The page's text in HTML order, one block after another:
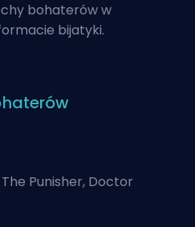
bohaterów w
bijatyki.
Punisher, Doctor